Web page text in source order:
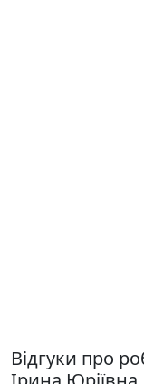
Відгуки про